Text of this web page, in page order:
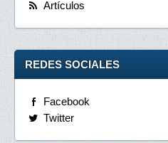
Artículos
REDES SOCIALES
Facebook
Twitter